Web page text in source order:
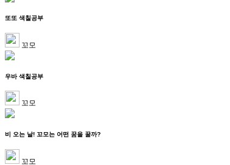
또또 색칠공부
꼬모
우바 색칠공부
꼬모
비 오는 날! 꼬모는 어떤 꿈을 꿀까?
꼬모